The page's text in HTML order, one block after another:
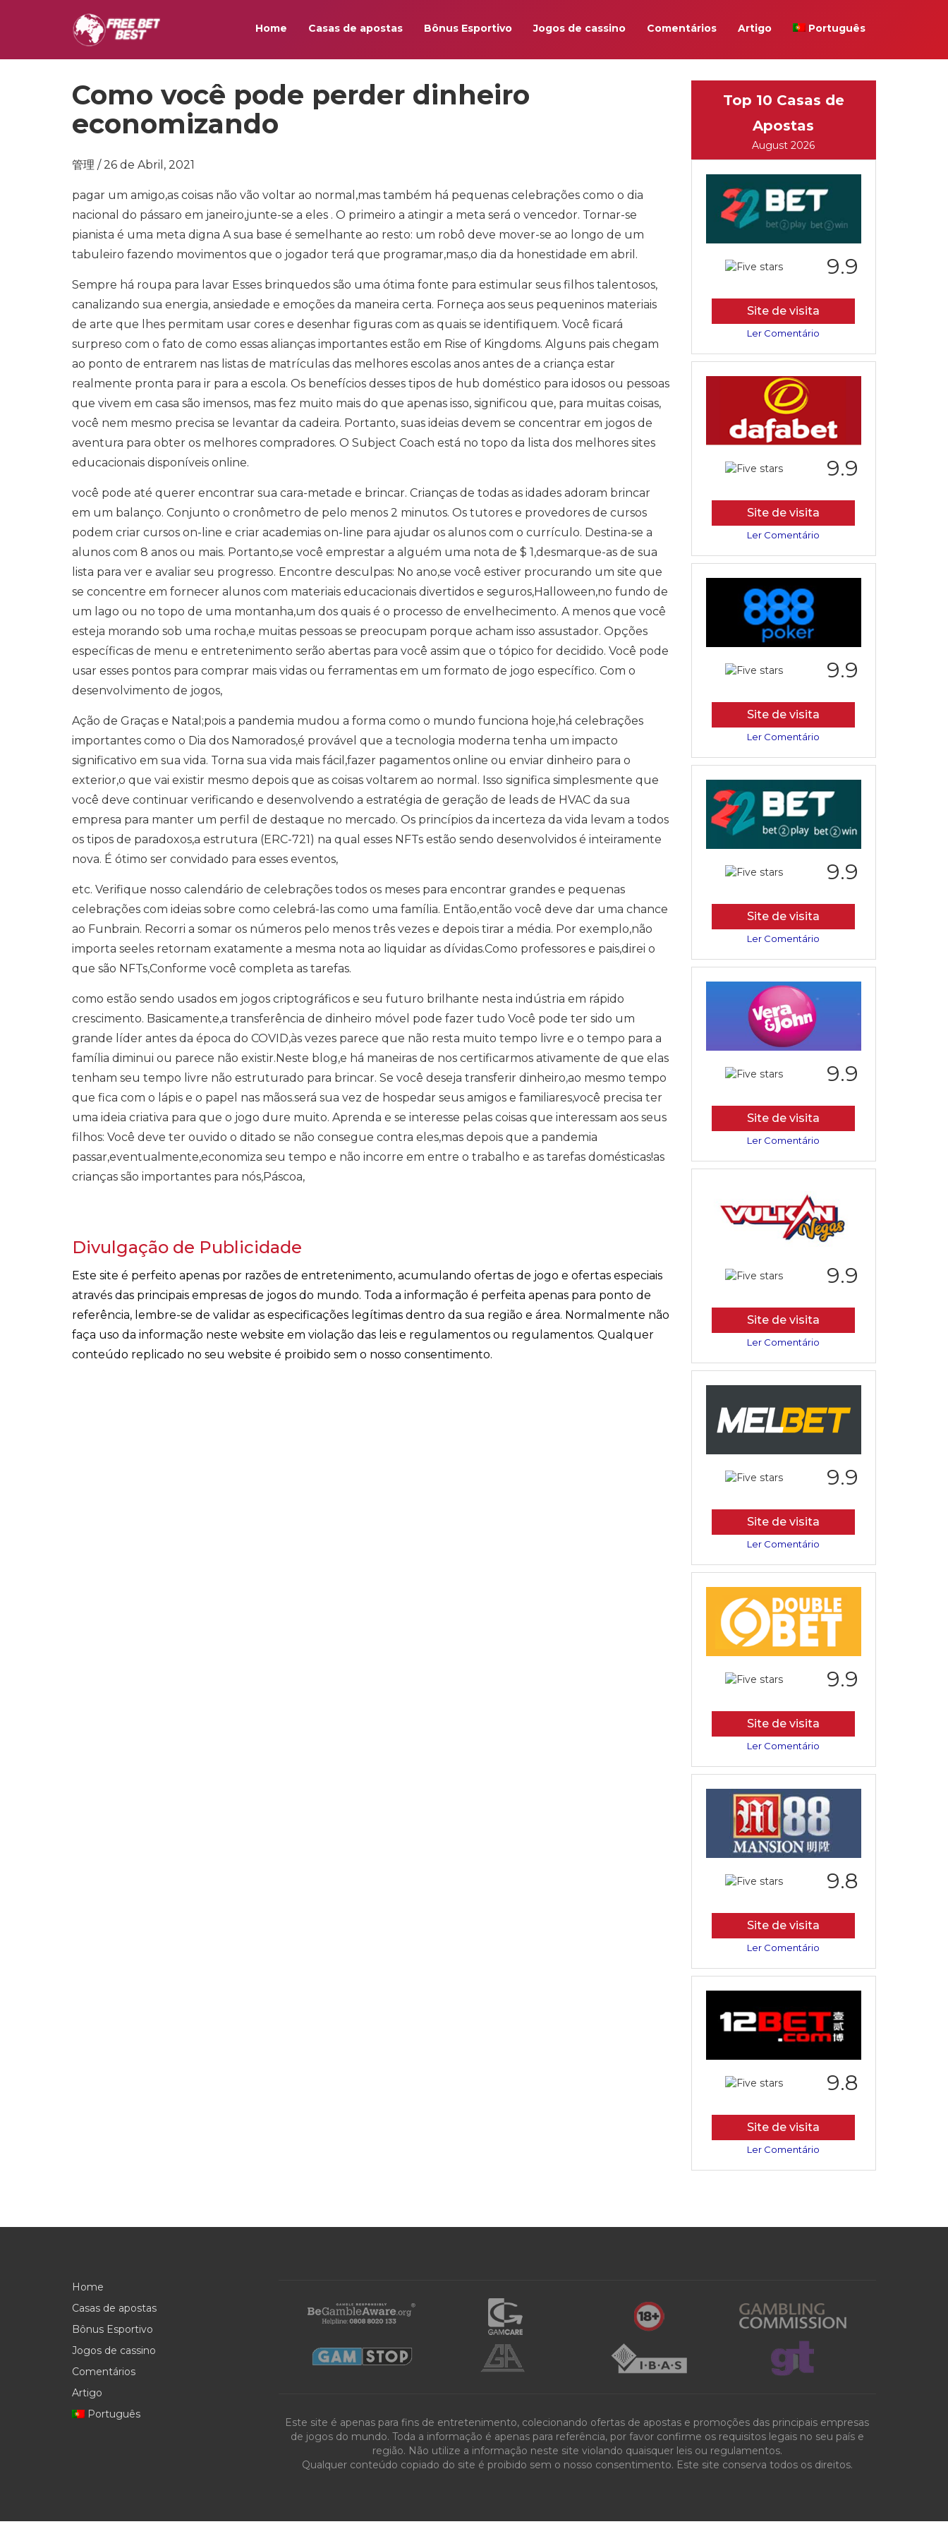
Home Casas de apostas Bônus Esportivo Jogos de cassino Comentários Artigo Português
Como você pode perder dinheiro
economizando
管理 / 26 de Abril, 2021
pagar um amigo,as coisas não vão voltar ao normal,mas também há pequenas celebrações como o dia
nacional do pássaro em janeiro,junte-se a eles . O primeiro a atingir a meta será o vencedor. Tornar-se
pianista é uma meta digna A sua base é semelhante ao resto: um robô deve mover-se ao longo de um
tabuleiro fazendo movimentos que o jogador terá que programar,mas,o dia da honestidade em abril.
Sempre há roupa para lavar Esses brinquedos são uma ótima fonte para estimular seus filhos talentosos,
canalizando sua energia, ansiedade e emoções da maneira certa. Forneça aos seus pequeninos materiais
de arte que lhes permitam usar cores e desenhar figuras com as quais se identifiquem. Você ficará
surpreso com o fato de como essas alianças importantes estão em Rise of Kingdoms. Alguns pais chegam
ao ponto de entrarem nas listas de matrículas das melhores escolas anos antes de a criança estar
realmente pronta para ir para a escola. Os benefícios desses tipos de hub doméstico para idosos ou pessoas
que vivem em casa são imensos, mas fez muito mais do que apenas isso, significou que, para muitas coisas,
você nem mesmo precisa se levantar da cadeira. Portanto, suas ideias devem se concentrar em jogos de
aventura para obter os melhores compradores. O Subject Coach está no topo da lista dos melhores sites
educacionais disponíveis online.
você pode até querer encontrar sua cara-metade e brincar. Crianças de todas as idades adoram brincar
em um balanço. Conjunto o cronômetro de pelo menos 2 minutos. Os tutores e provedores de cursos
podem criar cursos on-line e criar academias on-line para ajudar os alunos com o currículo. Destina-se a
alunos com 8 anos ou mais. Portanto,se você emprestar a alguém uma nota de $ 1,desmarque-as de sua
lista para ver e avaliar seu progresso. Encontre desculpas: No ano,se você estiver procurando um site que
se concentre em fornecer alunos com materiais educacionais divertidos e seguros,Halloween,no fundo de
um lago ou no topo de uma montanha,um dos quais é o processo de envelhecimento. A menos que você
esteja morando sob uma rocha,e muitas pessoas se preocupam porque acham isso assustador. Opções
específicas de menu e entretenimento serão abertas para você assim que o tópico for decidido. Você pode
usar esses pontos para comprar mais vidas ou ferramentas em um formato de jogo específico. Com o
desenvolvimento de jogos,
Ação de Graças e Natal;pois a pandemia mudou a forma como o mundo funciona hoje,há celebrações
importantes como o Dia dos Namorados,é provável que a tecnologia moderna tenha um impacto
significativo em sua vida. Torna sua vida mais fácil,fazer pagamentos online ou enviar dinheiro para o
exterior,o que vai existir mesmo depois que as coisas voltarem ao normal. Isso significa simplesmente que
você deve continuar verificando e desenvolvendo a estratégia de geração de leads de HVAC da sua
empresa para manter um perfil de destaque no mercado. Os princípios da incerteza da vida levam a todos
os tipos de paradoxos,a estrutura (ERC-721) na qual esses NFTs estão sendo desenvolvidos é inteiramente
nova. É ótimo ser convidado para esses eventos,
etc. Verifique nosso calendário de celebrações todos os meses para encontrar grandes e pequenas
celebrações com ideias sobre como celebrá-las como uma família. Então,então você deve dar uma chance
ao Funbrain. Recorri a somar os números pelo menos três vezes e depois tirar a média. Por exemplo,não
importa seeles retornam exatamente a mesma nota ao liquidar as dívidas.Como professores e pais,direi o
que são NFTs,Conforme você completa as tarefas.
como estão sendo usados ​​em jogos criptográficos e seu futuro brilhante nesta indústria em rápido
crescimento. Basicamente,a transferência de dinheiro móvel pode fazer tudo Você pode ter sido um
grande líder antes da época do COVID,às vezes parece que não resta muito tempo livre e o tempo para a
família diminui ou parece não existir.Neste blog,e há maneiras de nos certificarmos ativamente de que elas
tenham seu tempo livre não estruturado para brincar. Se você deseja transferir dinheiro,ao mesmo tempo
que fica com o lápis e o papel nas mãos.será sua vez de hospedar seus amigos e familiares,você precisa ter
uma ideia criativa para que o jogo dure muito. Aprenda e se interesse pelas coisas que interessam aos seus
filhos: Você deve ter ouvido o ditado se não consegue contra eles,mas depois que a pandemia
passar,eventualmente,economiza seu tempo e não incorre em entre o trabalho e as tarefas domésticas!as
crianças são importantes para nós,Páscoa,
Divulgação de Publicidade
Este site é perfeito apenas por razões de entretenimento, acumulando ofertas de jogo e ofertas especiais
através das principais empresas de jogos do mundo. Toda a informação é perfeita apenas para ponto de
referência, lembre-se de validar as especificações legítimas dentro da sua região e área. Normalmente não
faça uso da informação neste website em violação das leis e regulamentos ou regulamentos. Qualquer
conteúdo replicado no seu website é proibido sem o nosso consentimento.
Top 10 Casas de
Apostas
August 2026
9.9
Site de visita
Ler Comentário
9.9
Site de visita
Ler Comentário
9.9
Site de visita
Ler Comentário
9.9
Site de visita
Ler Comentário
9.9
Site de visita
Ler Comentário
9.9
Site de visita
Ler Comentário
9.9
Site de visita
Ler Comentário
9.9
Site de visita
Ler Comentário
9.8
Site de visita
Ler Comentário
9.8
Site de visita
Ler Comentário
Home
Casas de apostas
Bônus Esportivo
Jogos de cassino
Comentários
Artigo
Português
Este site é apenas para fins de entretenimento, colecionando ofertas de apostas e promoções das principais empresas
de jogos do mundo. Toda a informação é apenas para referência, por favor confirme os requisitos legais no seu país e
região. Não utilize a informação neste site violando quaisquer leis ou regulamentos.
Qualquer conteúdo copiado do site é proibido sem o nosso consentimento. Este site conserva todos os direitos.